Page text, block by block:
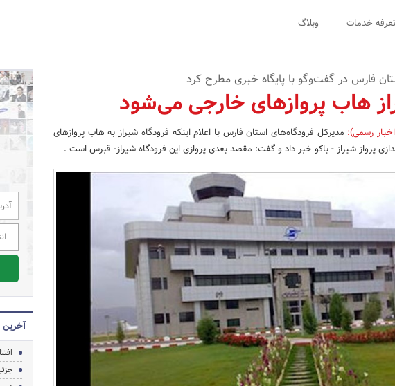
تعرفه خدمات وبلاگ
فارس در گفت‌وگو با پایگاه خبری مطرح کرد
هاب پروازهای خارجی می‌شود
رسمی): مدیر‌کل فرودگاه‌های استان فارس با اعلام اینکه فرودگاه شیراز به هاب پروازهای
پرواز شیراز - باکو خبر داد و گفت: مقصد بعدی پروازی این فرودگاه شیراز- قبرس است .